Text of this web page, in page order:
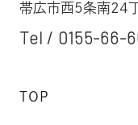
帯広市西5条南24
Tel / 0155-66-
TOP